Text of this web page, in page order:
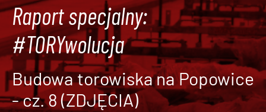
Raport specjalny:
#TORYwolucja
Budowa torowiska na Popowice
- cz. 8 (ZDJĘCIA)